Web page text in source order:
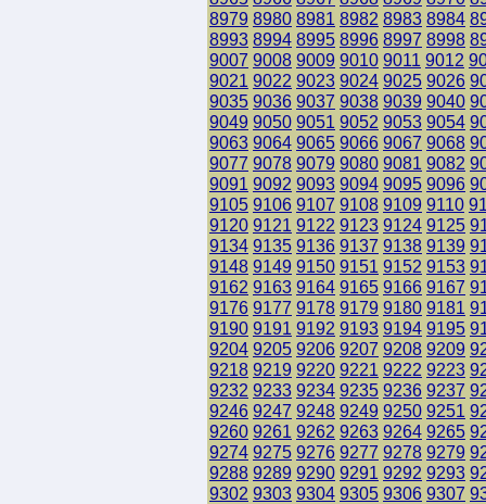
8979 8980 8981 8982 8983 8984
8993 8994 8995 8996 8997 8998
9007 9008 9009 9010 9011 9012
9021 9022 9023 9024 9025 9026
9035 9036 9037 9038 9039 9040
9049 9050 9051 9052 9053 9054
9063 9064 9065 9066 9067 9068
9077 9078 9079 9080 9081 9082
9091 9092 9093 9094 9095 9096
9105 9106 9107 9108 9109 9110
9120 9121 9122 9123 9124 9125
9134 9135 9136 9137 9138 9139
9148 9149 9150 9151 9152 9153
9162 9163 9164 9165 9166 9167
9176 9177 9178 9179 9180 9181
9190 9191 9192 9193 9194 9195
9204 9205 9206 9207 9208 9209
9218 9219 9220 9221 9222 9223
9232 9233 9234 9235 9236 9237
9246 9247 9248 9249 9250 9251
9260 9261 9262 9263 9264 9265
9274 9275 9276 9277 9278 9279
9288 9289 9290 9291 9292 9293
9302 9303 9304 9305 9306 9307